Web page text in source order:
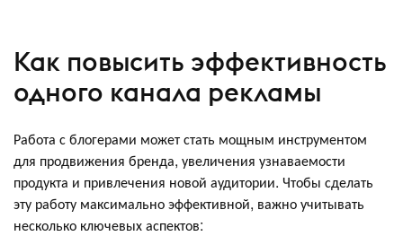
Как повысить эффективность
одного канала рекламы
Работа с блогерами может стать мощным инструментом
для продвижения бренда, увеличения узнаваемости
продукта и привлечения новой аудитории. Чтобы сделать
эту работу максимально эффективной, важно учитывать
несколько ключевых аспектов: